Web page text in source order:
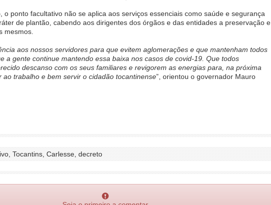
o ponto facultativo não se aplica aos serviços essenciais como saúde e segurança
de plantão, cabendo aos dirigentes dos órgãos e das entidades a preservação e
mesmos.
aos nossos servidores para que evitem aglomerações e que mantenham todos
a gente continue mantendo essa baixa nos casos de covid-19. Que todos
descanso com os seus familiares e revigorem as energias para, na próxima
ao trabalho e bem servir o cidadão tocantinense”, orientou o governador Mauro
Tocantins, Carlesse, decreto